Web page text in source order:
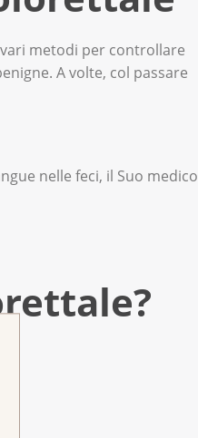
metodi per controllare
A volte, col passare
nelle feci, il Suo medico